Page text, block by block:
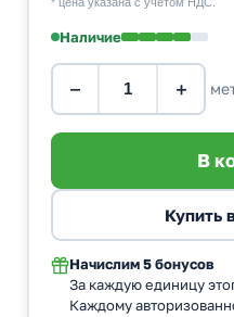
Наличие
− +
Начислим 5 бонусов
За каждую единицу
Каждому